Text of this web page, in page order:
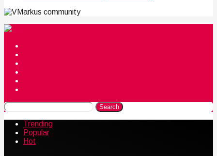
community
Search
Trending
Popular
Hot